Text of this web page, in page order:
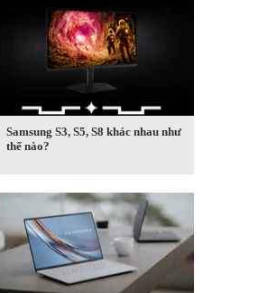
Samsung S3, S5, S8 khác nhau như
thế nào?